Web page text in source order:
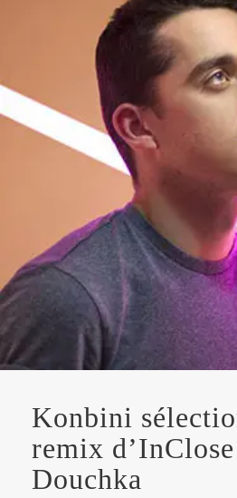
Konbini
remix
Douchka